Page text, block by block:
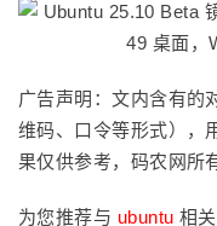
广告声明：文内含有的
维码、口令等形式），
果仅供参考，码农网所
为您推荐与 ubuntu 相